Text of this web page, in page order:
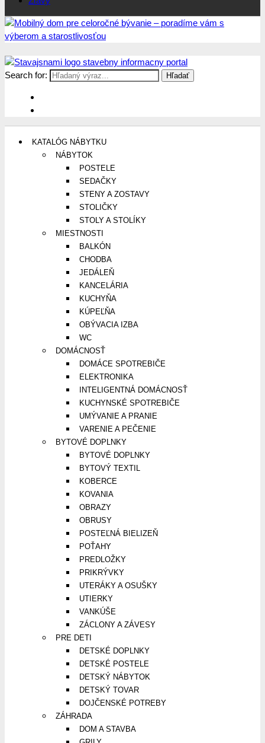
Stavajsnami.sk
Stavebníctvo, stavby, byty, domy a všetko o nich
Search for:
KATALÓG NÁBYTKU
NÁBYTOK
POSTELE
SEDAČKY
STENY A ZOSTAVY
STOLIČKY
STOLY A STOLÍKY
MIESTNOSTI
BALKÓN
CHODBA
JEDÁLEŇ
KANCELÁRIA
KUCHYŇA
KÚPEĽŇA
OBÝVACIA IZBA
WC
DOMÁCNOSŤ
DOMÁCE SPOTREBIČE
ELEKTRONIKA
INTELIGENTNÁ DOMÁCNOSŤ
KUCHYNSKÉ SPOTREBIČE
UMÝVANIE A PRANIE
VARENIE A PEČENIE
BYTOVÉ DOPLNKY
BYTOVÉ DOPLNKY
BYTOVÝ TEXTIL
KOBERCE
KOVANIA
OBRAZY
OBRUSY
POSTEĽNÁ BIELIZEŇ
POŤAHY
PREDLOŽKY
PRIKRÝVKY
UTERÁKY A OSUŠKY
UTIERKY
VANKÚŠE
ZÁCLONY A ZÁVESY
PRE DETI
DETSKÉ DOPLNKY
DETSKÉ POSTELE
DETSKÝ NÁBYTOK
DETSKÝ TOVAR
DOJČENSKÉ POTREBY
ZÁHRADA
DOM A STAVBA